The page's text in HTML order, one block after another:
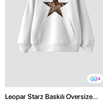
4
Leopar Starz Baskılı Oversize